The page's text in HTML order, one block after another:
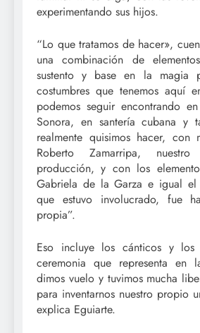
experimentando sus hijos.
“Lo que tratamos de hacer»,
una combinación de
sustento y base en la magia
costumbres que tenemos aquí
podemos seguir encontrando
Sonora, en santería cubana y
realmente quisimos hacer, con
Roberto Zamarripa,
producción, y con los
Gabriela de la Garza e igual el
que estuvo involucrado, fue
propia”.
Eso incluye los cánticos y los
ceremonia que representa en
dimos vuelo y tuvimos mucha
para inventarnos nuestro propio
explica Eguiarte.